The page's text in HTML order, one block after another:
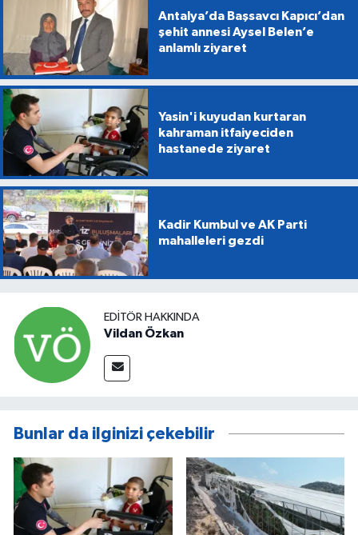
Antalya’da Başsavcı Kapıcı’dan
şehit annesi Aysel Belen’e
anlamlı ziyaret
Yasin'i kuyudan kurtaran
kahraman itfaiyeciden
hastanede ziyaret
Kadir Kumbul ve AK Parti
mahalleleri gezdi
EDITÖR HAKKINDA
Vildan Özkan
Bunlar da ilginizi çekebilir